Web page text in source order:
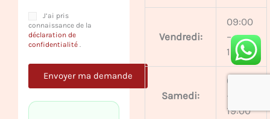
J’ai pris
connaissance de la
déclaration de
confidentialité .
Vendredi:
09:00
–
19:00
Samedi:
09:00
–
19:00